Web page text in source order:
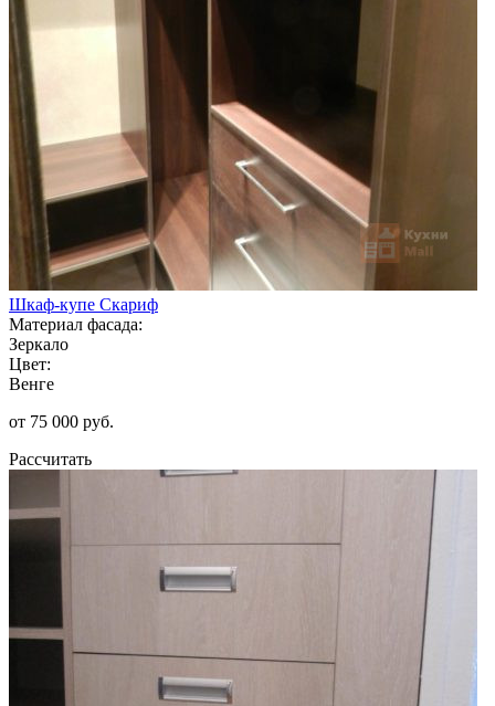
Шкаф-купе Скариф
Материал фасада:
Зеркало
Цвет:
Венге
от 75 000 руб.
Рассчитать